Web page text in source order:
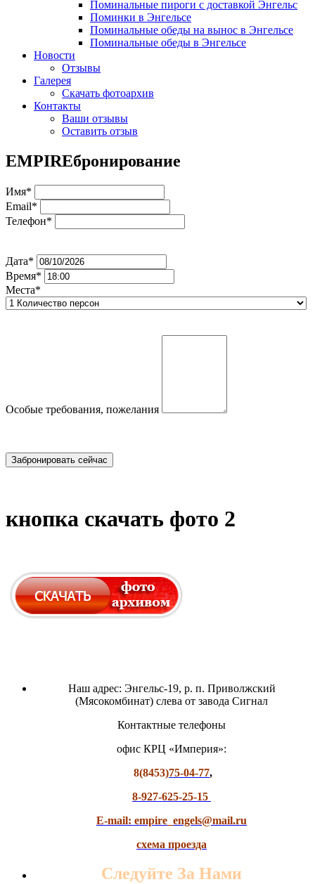
Поминальные пироги с доставкой Энгельс
Поминки в Энгельсе
Поминальные обеды на вынос в Энгельсе
Поминальные обеды в Энгельсе
Новости
Отзывы
Галерея
Скачать фотоархив
Контакты
Ваши отзывы
Оставить отзыв
EMPIREбронирование
Имя*
Email*
Телефон*
Дата*
Время*
Места*
Особые требования, пожелания
кнопка скачать фото 2
Наш адрес: Энгельс-19, р. п. Приволжский
(Мясокомбинат) слева от завода Сигнал
Контактные телефоны
офис КРЦ «Империя»:
8(8453)75-04-77,
8-927-625-25-15
E-mail: empire_engels@mail.ru
схема проезда
Следуйте За Нами